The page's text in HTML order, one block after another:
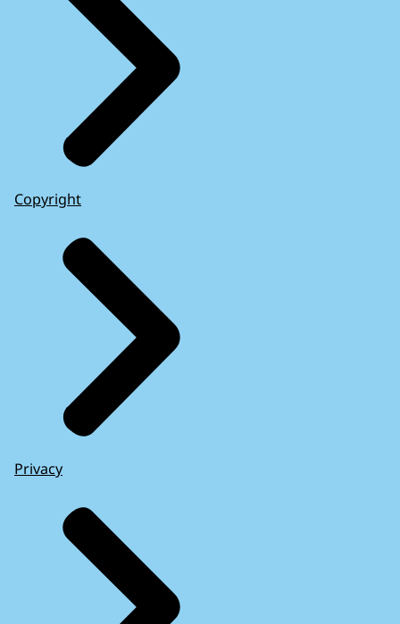
Copyright
Privacy